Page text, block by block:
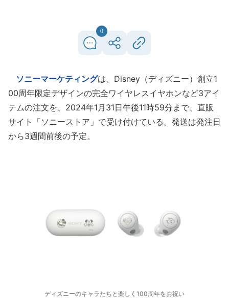
0
ソニーマーケティングは、Disney（ディズニー）創立1
00周年限定デザインの完全ワイヤレスイヤホンなど3アイ
テムの注文を、2024年1月31日午後11時59分まで、直販
サイト「ソニーストア」で受け付けている。発送は発注日
から3週間前後の予定。
ディズニーのキャラたちと楽しく100周年をお祝い